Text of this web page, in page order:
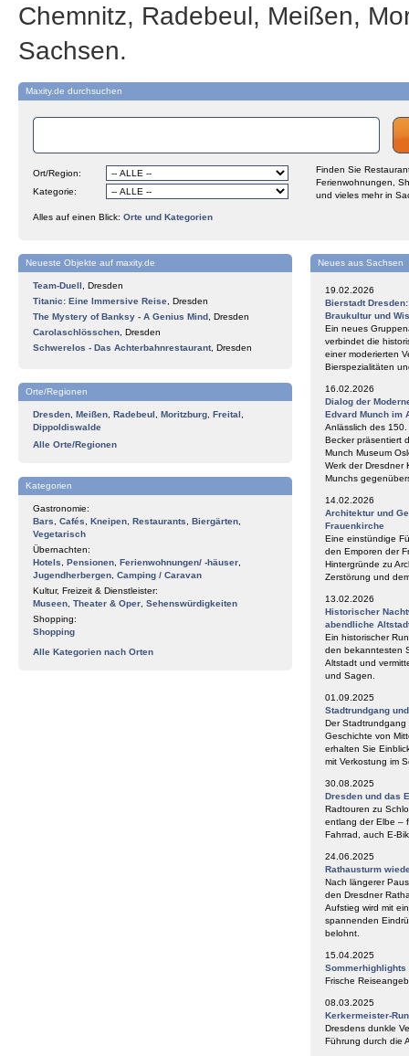
Chemnitz, Radebeul, Meißen,
Sachsen.
Maxity.de durchsuchen
Ort/Region:
Kategorie:
Finden Sie
Ferienwohnungen,
und vieles mehr in
Alles auf einen Blick: Orte und Kategorien
Neueste Objekte auf maxity.de
Team-Duell
Dresden
Titanic: Eine Immersive Reise Dresden
The Mystery of Banksy - A Genius Mind Dresden
Carolaschlösschen Dresden
Schwerelos - Das Achterbahnrestaurant, Dresden
Orte/Regionen
Dresden Meißen Radebeul Moritzburg Freital
Dippoldiswalde
Alle Orte/Regionen
Kategorien
Gastronomie:
Bars
Cafés Kneipen Restaurants Biergärten
Vegetarisch
Übernachten:
Hotels
Pensionen Ferienwohnungen/ -häuser
Jugendherbergen Camping / Caravan
Kultur, Freizeit & Dienstleister:
Museen Theater & Oper Sehenswürdigkeiten
Shopping:
Shopping
Alle Kategorien nach Orten
Neues aus Sachsen
19.02.2026
Bierstadt
Braukultur und
Ein neues
verbindet die
einer moderierten
Bierspezialitäten
16.02.2026
Dialog der
Edvard Munch im
Anlässlich des
Becker präsentiert
Munch Museum
Werk der Dresdner
Munchs
14.02.2026
Architektur und
Frauenkirche
Eine einstündige
den Emporen der
Hintergründe zu
Zerstörung und
13.02.2026
Historischer
abendliche
Ein historischer
den bekanntesten
Altstadt und
und Sagen.
01.09.2025
Stadtrundgang
Der Stadtrundgang
Geschichte von
erhalten Sie
mit Verkostung im
30.08.2025
Dresden und das
Radtouren zu
entlang der Elbe –
Fahrrad, auch E-
24.06.2025
Rathausturm
Nach längerer
den Dresdner
Aufstieg wird mit
spannenden
belohnt.
15.04.2025
Sommerhighlights
Frische
08.03.2025
Kerkermeister-
Dresdens dunkle
Führung durch die